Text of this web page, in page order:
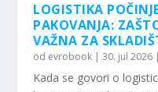
LOGISTIKA
PAKOVANJA:
VAŽNA ZA
od evrobook |30. jul 2026 |
Kada se govori o